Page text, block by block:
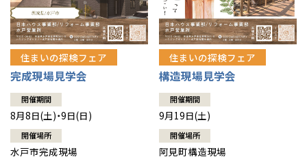
住まいの探検フェア
完成現場見学会
開催期間
8月8日(土)・9日(日)
開催場所
水戸市完成現場
住まいの探検フェア
構造現場見学会
開催期間
9月19日(土)
開催場所
阿見町構造現場